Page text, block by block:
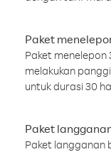
Paket
Paket menelepon
melakukan
untuk durasi 30
Paket
Paket langganan